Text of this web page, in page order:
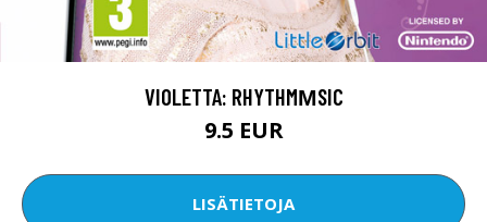
VIOLETTA: RHYTHMΜSIC
9.5 EUR
LISÄTIETOJA